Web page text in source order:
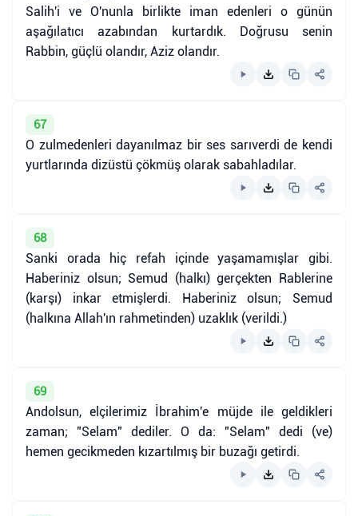
Salih'i ve O'nunla birlikte iman edenleri o günün
aşağılatıcı azabından kurtardık. Doğrusu senin
Rabbin, güçlü olandır, Aziz olandır.
67
O zulmedenleri dayanılmaz bir ses sarıverdi de kendi
yurtlarında dizüstü çökmüş olarak sabahladılar.
68
Sanki orada hiç refah içinde yaşamamışlar gibi.
Haberiniz olsun; Semud (halkı) gerçekten Rablerine
(karşı) inkar etmişlerdi. Haberiniz olsun; Semud
(halkına Allah'ın rahmetinden) uzaklık (verildi.)
69
Andolsun, elçilerimiz İbrahim'e müjde ile geldikleri
zaman; "Selam" dediler. O da: "Selam" dedi (ve)
hemen gecikmeden kızartılmış bir buzağı getirdi.